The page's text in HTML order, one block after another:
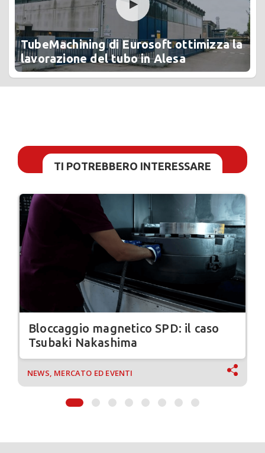
TubeMachining di Eurosoft ottimizza la
lavorazione del tubo in Alesa
TI POTREBBERO INTERESSARE
Bloccaggio magnetico SPD: il caso
Tsubaki Nakashima
NEWS, MERCATO ED EVENTI